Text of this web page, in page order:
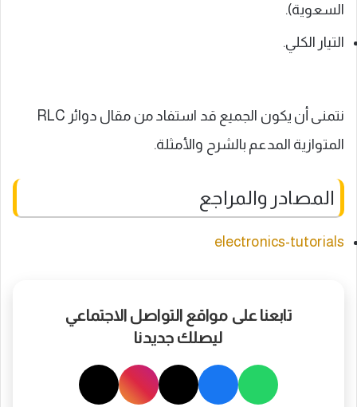
السعوية).
التيار الكلي.
نتمنى أن يكون الجميع قد استفاد من مقال دوائر RLC
المتوازية المدعم بالشرح والأمثلة.
المصادر والمراجع
electronics-tutorials
تابعنا على مواقع التواصل الاجتماعي
ليصلك جديدنا